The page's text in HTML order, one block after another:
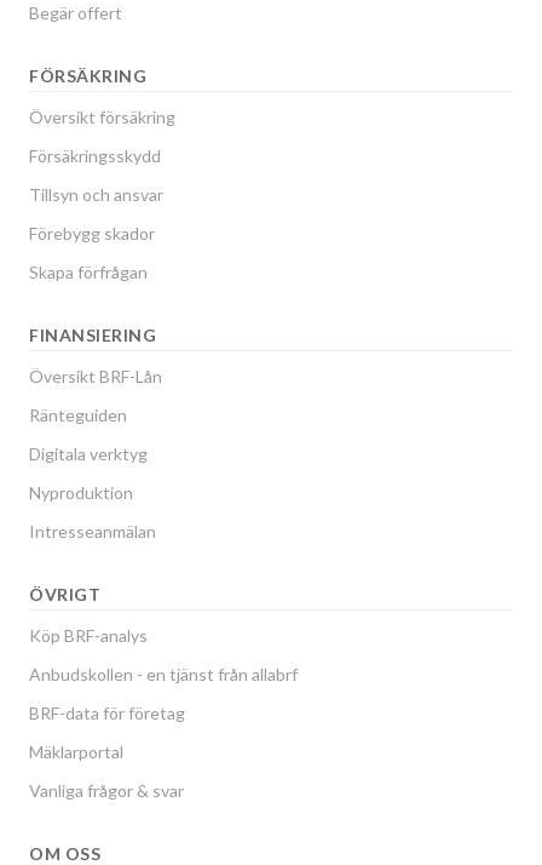
Begär offert
FÖRSÄKRING
Översikt försäkring
Försäkringsskydd
Tillsyn och ansvar
Förebygg skador
Skapa förfrågan
FINANSIERING
Översikt BRF-Lån
Ränteguiden
Digitala verktyg
Nyproduktion
Intresseanmälan
ÖVRIGT
Köp BRF-analys
Anbudskollen - en tjänst från allabrf
BRF-data för företag
Mäklarportal
Vanliga frågor & svar
OM OSS